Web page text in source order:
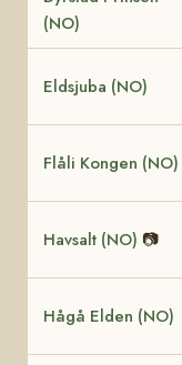
(NO)
Eldsjuba (NO)
Flåli Kongen (NO)
Havsalt (NO) 📷
Hågå Elden (NO)